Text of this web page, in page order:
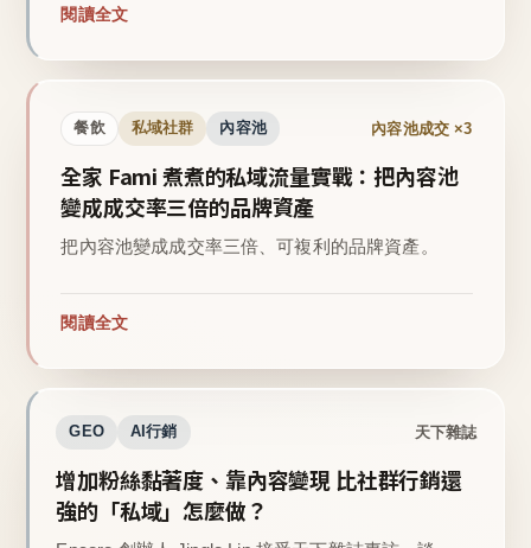
閱讀全文
餐飲 私域社群 內容池 內容池成交 ×3
全家 Fami 煮煮的私域流量實戰：把內容池
變成成交率三倍的品牌資產
把內容池變成成交率三倍、可複利的品牌資產。
閱讀全文
GEO AI行銷 天下雜誌
增加粉絲黏著度、靠內容變現 比社群行銷還
強的「私域」怎麼做？